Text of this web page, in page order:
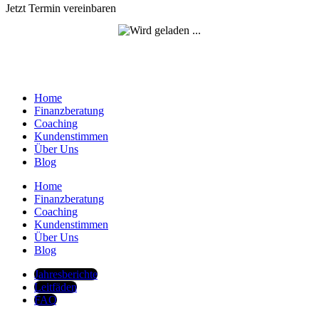
Jetzt Termin vereinbaren
Home
Finanzberatung
Coaching
Kundenstimmen
Über Uns
Blog
Home
Finanzberatung
Coaching
Kundenstimmen
Über Uns
Blog
Jahresberichte
Leitfäden
FAQ